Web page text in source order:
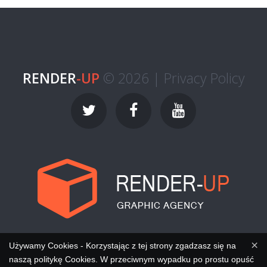
RENDER-UP © 2026 | Privacy Policy
×
Używamy Cookies - Korzystając z tej strony zgadzasz się na
naszą politykę Cookies. W przeciwnym wypadku po prostu opuść